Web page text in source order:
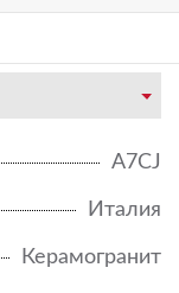
A7CJ
Италия
Керамогранит